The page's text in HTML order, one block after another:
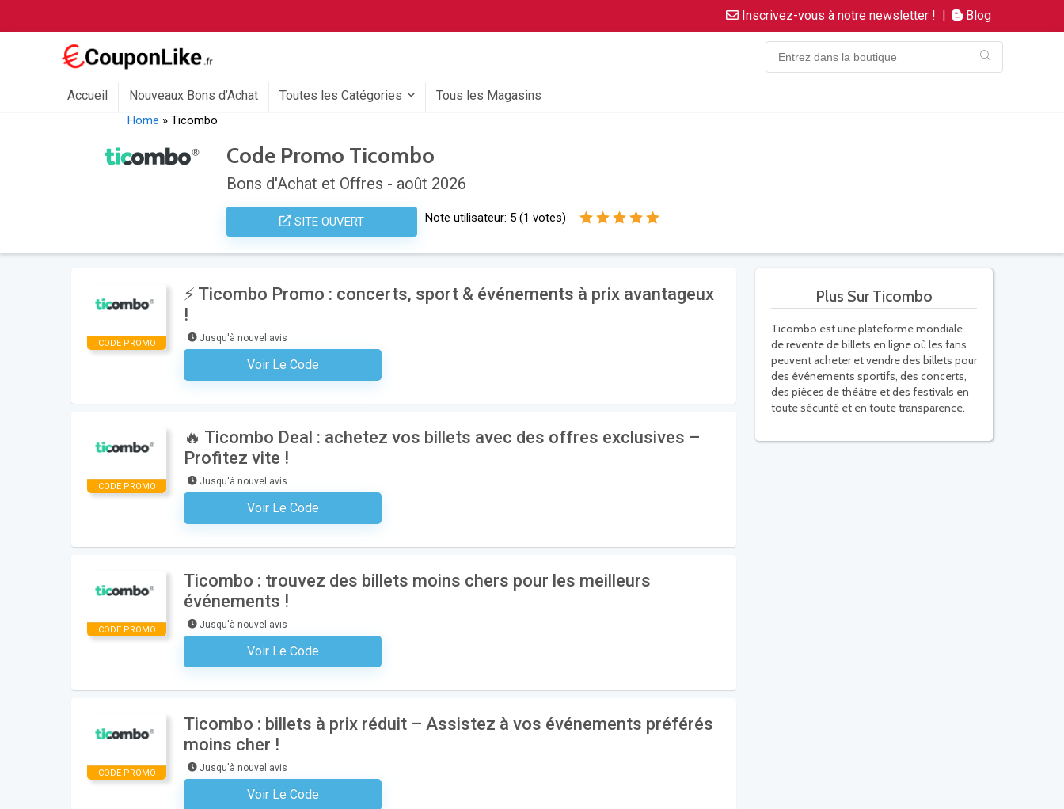
Inscrivez-vous à notre newsletter ! | Blog
Accueil Nouveaux Bons d’Achat Toutes les Catégories Tous les Magasins
Home »Ticombo
Code Promo Ticombo
Bons d'Achat et Offres - août 2026
SITE OUVERT Note utilisateur: 5 (1 votes)
Plus Sur Ticombo
Ticombo est une plateforme mondiale
de revente de billets en ligne où les fans
peuvent acheter et vendre des billets pour
des événements sportifs, des concerts,
des pièces de théâtre et des festivals en
toute sécurité et en toute transparence.
CODE PROMO
⚡ Ticombo Promo : concerts, sport & événements à prix avantageux
!
Jusqu'à nouvel avis
Voir Le Code
Aucun Code N'est Nécessaire
CODE PROMO
🔥 Ticombo Deal : achetez vos billets avec des offres exclusives –
Profitez vite !
Jusqu'à nouvel avis
Voir Le Code
Aucun Code N'est Nécessaire
CODE PROMO
Ticombo : trouvez des billets moins chers pour les meilleurs
événements !
Jusqu'à nouvel avis
Voir Le Code
Aucun Code N'est Nécessaire
CODE PROMO
Ticombo : billets à prix réduit – Assistez à vos événements préférés
moins cher !
Jusqu'à nouvel avis
Voir Le Code
Aucun Code N'est Nécessaire